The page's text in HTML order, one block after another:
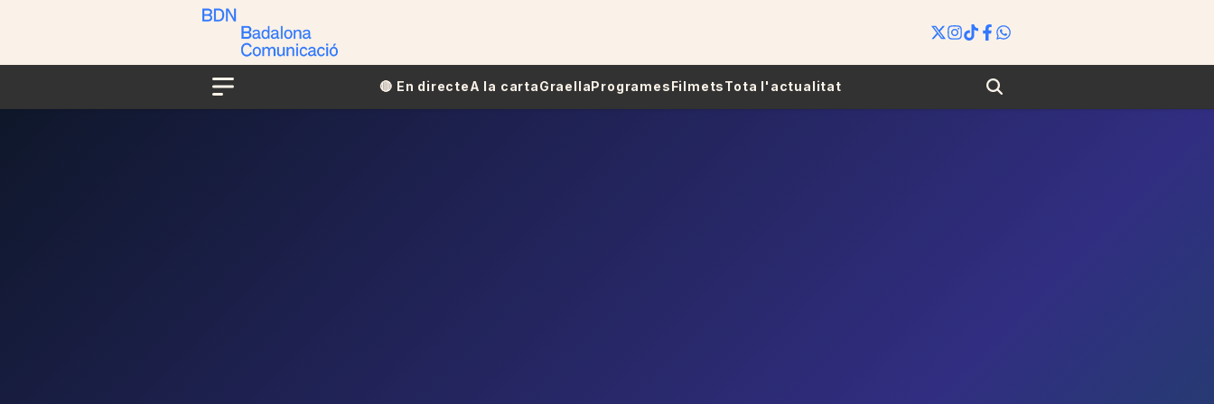
Menu
🔴​​ En directeA la cartaGraellaProgramesFilmetsTota l'actualitat Search